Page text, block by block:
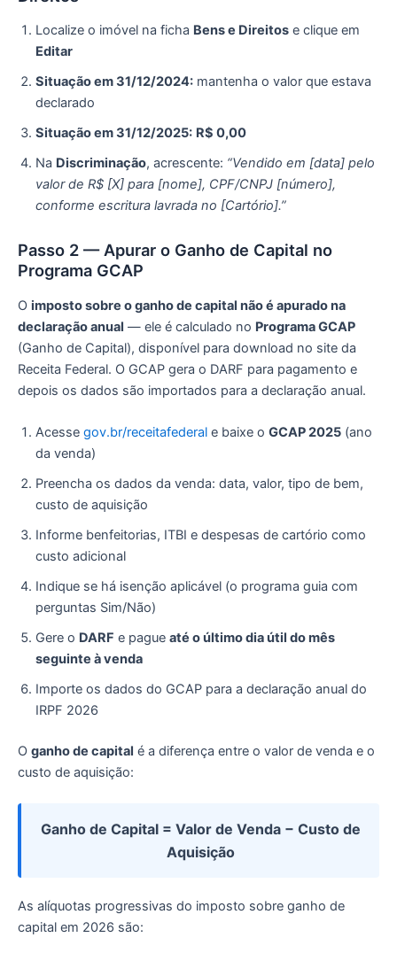
Localize o imóvel na ficha Bens e Direitos e clique em
Editar
Situação em 31/12/2024: mantenha o valor que estava
declarado
Situação em 31/12/2025: R$ 0,00
Na Discriminação, acrescente: “Vendido em [data] pelo
valor de R$ [X] para [nome], CPF/CNPJ [número],
conforme escritura lavrada no [Cartório].”
Passo 2 — Apurar o Ganho de Capital no
Programa GCAP
O imposto sobre o ganho de capital não é apurado na
declaração anual — ele é calculado no Programa GCAP
(Ganho de Capital), disponível para download no site da
Receita Federal. O GCAP gera o DARF para pagamento e
depois os dados são importados para a declaração anual.
Acesse gov.br/receitafederal e baixe o GCAP 2025 (ano
da venda)
Preencha os dados da venda: data, valor, tipo de bem,
custo de aquisição
Informe benfeitorias, ITBI e despesas de cartório como
custo adicional
Indique se há isenção aplicável (o programa guia com
perguntas Sim/Não)
Gere o DARF e pague até o último dia útil do mês
seguinte à venda
Importe os dados do GCAP para a declaração anual do
IRPF 2026
O ganho de capital é a diferença entre o valor de venda e o
custo de aquisição:
Ganho de Capital = Valor de Venda − Custo de
Aquisição
As alíquotas progressivas do imposto sobre ganho de
capital em 2026 são: